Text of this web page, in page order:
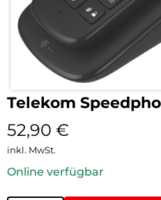
Telekom
52,90 €
inkl. MwSt.
Online verfügbar